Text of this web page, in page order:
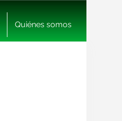
Quiénes somos